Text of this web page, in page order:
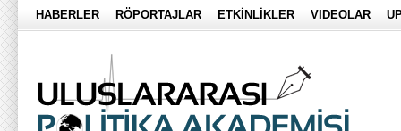
HABERLER RÖPORTAJLAR ETKİNLİKLER VIDEOLAR